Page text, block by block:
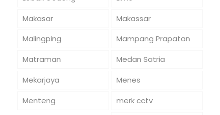
Makasar
Makassar
Malingping
Mampang Prapatan
Matraman
Medan Satria
Mekarjaya
Menes
Menteng
merk cctv